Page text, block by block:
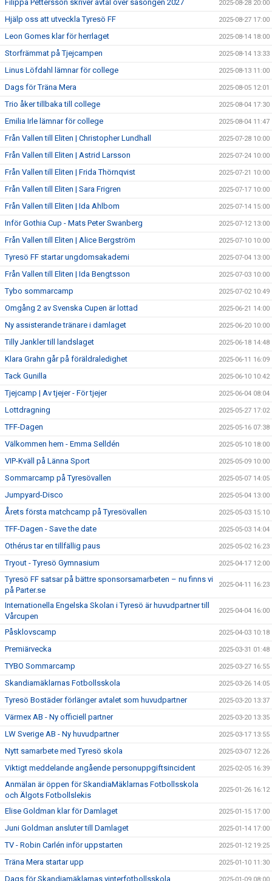
Filippa Pettersson skriver avtal över säsongen 2027 2025-08-28 20:00
Hjälp oss att utveckla Tyresö FF 2025-08-27 17:00
Leon Gomes klar för herrlaget 2025-08-14 18:00
Storfrämmat på Tjejcampen 2025-08-14 13:33
Linus Löfdahl lämnar för college 2025-08-13 11:00
Dags för Träna Mera 2025-08-05 12:01
Trio åker tillbaka till college 2025-08-04 17:30
Emilia Irle lämnar för college 2025-08-04 11:47
Från Vallen till Eliten | Christopher Lundhall 2025-07-28 10:00
Från Vallen till Eliten | Astrid Larsson 2025-07-24 10:00
Från Vallen till Eliten | Frida Thörnqvist 2025-07-21 10:00
Från Vallen till Eliten | Sara Frigren 2025-07-17 10:00
Från Vallen till Eliten | Ida Ahlbom 2025-07-14 15:00
Inför Gothia Cup - Mats Peter Swanberg 2025-07-12 13:00
Från Vallen till Eliten | Alice Bergström 2025-07-10 10:00
Tyresö FF startar ungdomsakademi 2025-07-04 13:00
Från Vallen till Eliten | Ida Bengtsson 2025-07-03 10:00
Tybo sommarcamp 2025-07-02 10:49
Omgång 2 av Svenska Cupen är lottad 2025-06-21 14:00
Ny assisterande tränare i damlaget 2025-06-20 10:00
Tilly Jankler till landslaget 2025-06-18 14:48
Klara Grahn går på föräldraledighet 2025-06-11 16:09
Tack Gunilla 2025-06-10 10:42
Tjejcamp | Av tjejer - För tjejer 2025-06-04 08:04
Lottdragning 2025-05-27 17:02
TFF-Dagen 2025-05-16 07:38
Välkommen hem - Emma Selldén 2025-05-10 18:00
VIP-Kväll på Länna Sport 2025-05-09 10:00
Sommarcamp på Tyresövallen 2025-05-07 14:05
Jumpyard-Disco 2025-05-04 13:00
Årets första matchcamp på Tyresövallen 2025-05-03 15:10
TFF-Dagen - Save the date 2025-05-03 14:04
Othérus tar en tillfällig paus 2025-05-02 16:23
Tryout - Tyresö Gymnasium 2025-04-17 12:00
Tyresö FF satsar på bättre sponsorsamarbeten – nu finns vi
på Parter.se
2025-04-11 16:23
Internationella Engelska Skolan i Tyresö är huvudpartner till
Vårcupen
2025-04-04 16:00
Påsklovscamp 2025-04-03 10:18
Premiärvecka 2025-03-31 01:48
TYBO Sommarcamp 2025-03-27 16:55
Skandiamäklarnas Fotbollsskola 2025-03-26 14:05
Tyresö Bostäder förlänger avtalet som huvudpartner 2025-03-20 13:37
Värmex AB - Ny officiell partner 2025-03-20 13:35
LW Sverige AB - Ny huvudpartner 2025-03-17 13:55
Nytt samarbete med Tyresö skola 2025-03-07 12:26
Viktigt meddelande angående personuppgiftsincident 2025-02-05 16:39
Anmälan är öppen för SkandiaMäklarnas Fotbollsskola
och Älgots Fotbollslekis
2025-01-26 16:12
Elise Goldman klar för Damlaget 2025-01-15 17:00
Juni Goldman ansluter till Damlaget 2025-01-14 17:00
TV - Robin Carlén inför uppstarten 2025-01-12 19:25
Träna Mera startar upp 2025-01-10 11:30
Dags för Skandiamäklarnas vinterfotbollsskola